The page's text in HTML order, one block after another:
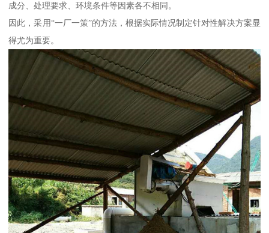
成分、处理要求、环境条件等因素各不相同。
因此，采用“一厂一策”的方法，根据实际情况制定针对性解决方案显
得尤为重要。